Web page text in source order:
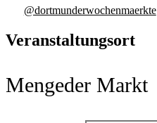
@dortmunderwochenmaerkte
Veranstaltungsort
Mengeder Markt